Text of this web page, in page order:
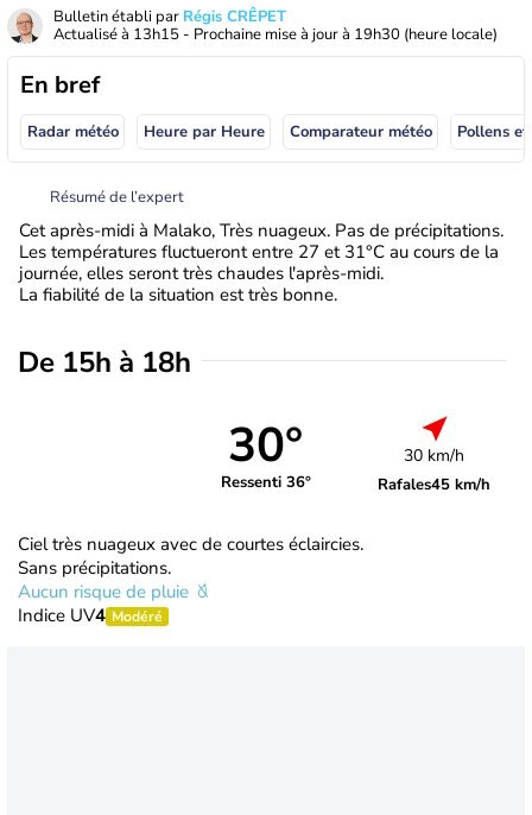
Bulletin établi par Régis CRÊPET
Actualisé à 13h15 - Prochaine mise à jour à 19h30 (heure locale)
En bref
Radar météo Heure par Heure Comparateur météo Pollens
Résumé de l’expert
Cet après-midi à Malako, Très nuageux. Pas de précipitations.
Les températures fluctueront entre 27 et 31°C au cours de la
journée, elles seront très chaudes l'après-midi.
La fiabilité de la situation est très bonne.
De 15h à 18h
30°
Ressenti 36°
30 km/h
Rafales45 km/h
Ciel très nuageux avec de courtes éclaircies.
Sans précipitations.
Aucun risque de pluie
Indice UV4 Modéré